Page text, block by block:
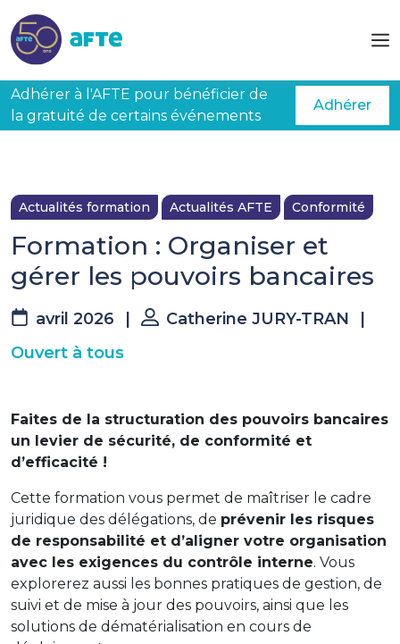
Adhérer à l'AFTE pour bénéficier de
la gratuité de certains événements
Adhérer
Actualités formation Actualités AFTE Conformité
Formation : Organiser et
gérer les pouvoirs bancaires
avril 2026 Catherine JURY-TRAN
Ouvert à tous
Faites de la structuration des pouvoirs bancaires
un levier de sécurité, de conformité et
d’efficacité !
Cette formation vous permet de maîtriser le cadre
juridique des délégations, de prévenir les risques
de responsabilité et d’aligner votre organisation
avec les exigences du contrôle interne. Vous
explorerez aussi les bonnes pratiques de gestion, de
suivi et de mise à jour des pouvoirs, ainsi que les
solutions de dématérialisation en cours de